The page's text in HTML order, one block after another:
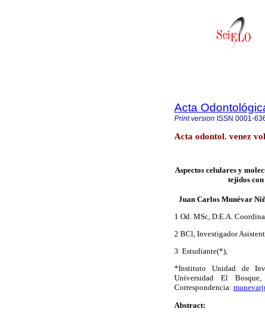
Acta
Print version ISSN 0001-
Acta odontol. venez
Aspectos celulares y
tejidos
Juan Carlos Munévar
1 Od. MSc, D.E.A.
2 BCl, Investigador
3 Estudiante(*),
*Instituto Unidad de
Universidad El
Correspondencia:
Abstract: